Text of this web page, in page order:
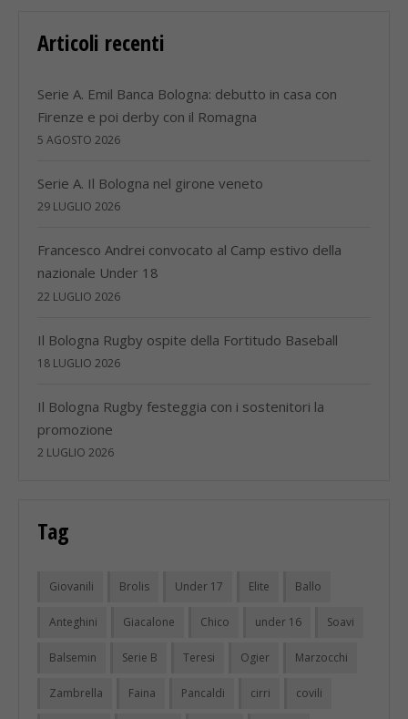
Articoli recenti
Serie A. Emil Banca Bologna: debutto in casa con
Firenze e poi derby con il Romagna
5 AGOSTO 2026
Serie A. Il Bologna nel girone veneto
29 LUGLIO 2026
Francesco Andrei convocato al Camp estivo della
nazionale Under 18
22 LUGLIO 2026
Il Bologna Rugby ospite della Fortitudo Baseball
18 LUGLIO 2026
Il Bologna Rugby festeggia con i sostenitori la
promozione
2 LUGLIO 2026
Tag
Giovanili Brolis Under 17 Elite Ballo
Anteghini Giacalone Chico under 16 Soavi
Balsemin Serie B Teresi Ogier Marzocchi
Zambrella Faina Pancaldi cirri covili